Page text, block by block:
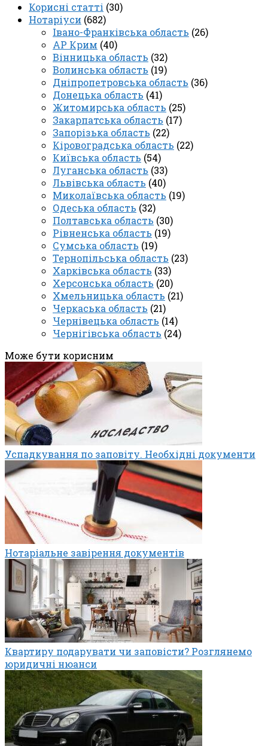
Корисні статті (30)
Нотаріуси (682)
Івано-Франківська область (26)
АР Крим (40)
Вінницька область (32)
Волинська область (19)
Дніпропетровська область (36)
Донецька область (41)
Житомирська область (25)
Закарпатська область (17)
Запорізька область (22)
Кіровоградська область (22)
Київська область (54)
Луганська область (33)
Львівська область (40)
Миколаївська область (19)
Одеська область (32)
Полтавська область (30)
Рівненська область (19)
Сумська область (19)
Тернопільська область (23)
Харківська область (33)
Херсонська область (20)
Хмельницька область (21)
Черкаська область (21)
Чернівецька область (14)
Чернігівська область (24)
Може бути корисним
Успадкування по заповіту. Необхідні документи
Нотаріальне завірення документів
Квартиру подарувати чи заповісти? Розглянемо
юридичні нюанси